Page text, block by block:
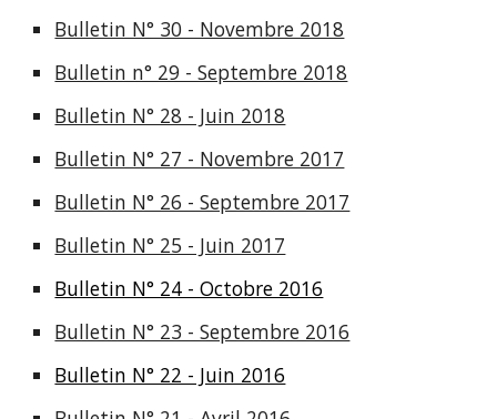
Bulletin N° 30 - Novembre 2018
Bulletin n° 29 - Septembre 2018
Bulletin N° 28 - Juin 2018
Bulletin N° 27 - Novembre 2017
Bulletin N° 26 - Septembre 2017
Bulletin N° 25 - Juin 2017
Bulletin N° 24 - Octobre 2016
Bulletin N° 23 - Septembre 2016
Bulletin N° 22 - Juin 2016